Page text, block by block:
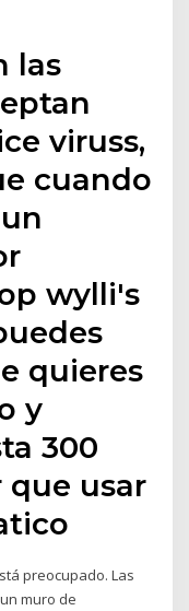
las
viruss,
cuando
wylli's
quieres
y
300
que usar
preocupado. Las
muro de